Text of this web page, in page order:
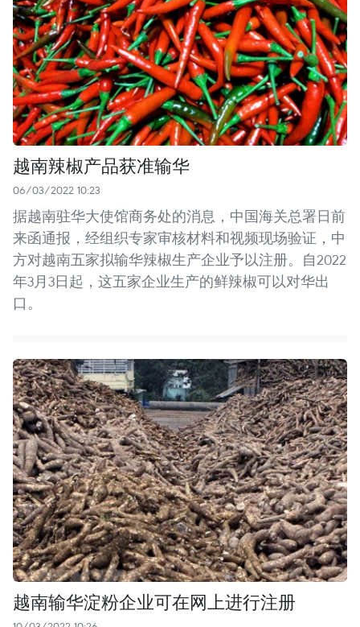
越南辣椒产品获准输华
06/03/2022 10:23
据越南驻华大使馆商务处的消息，中国海关总署日前
来函通报，经组织专家审核材料和视频现场验证，中
方对越南五家拟输华辣椒生产企业予以注册。自2022
年3月3日起，这五家企业生产的鲜辣椒可以对华出
口。
越南输华淀粉企业可在网上进行注册